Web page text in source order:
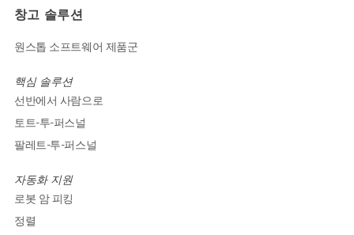
창고 솔루션
원스톱 소프트웨어 제품군
핵심 솔루션
선반에서 사람으로
토트-투-퍼스널
팔레트-투-퍼스널
자동화 지원
로봇 암 피킹
정렬